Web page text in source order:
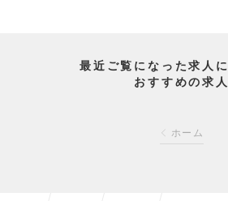
最近ご覧になった求人
おすすめの求人
ホーム